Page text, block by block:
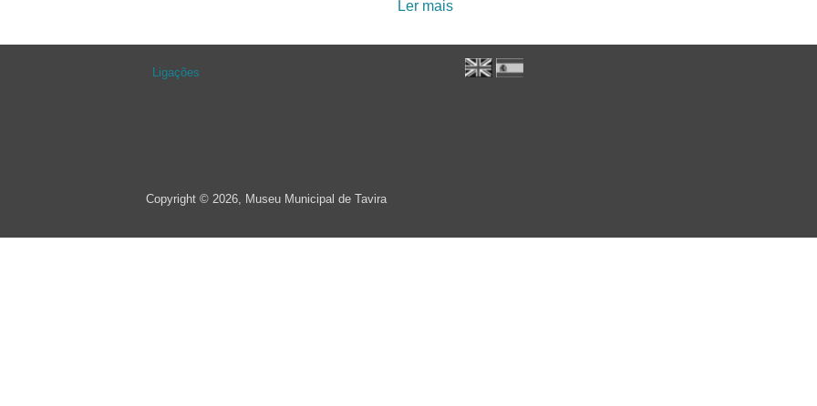
Ler mais
Ligações
Copyright © 2026, Museu Municipal de Tavira